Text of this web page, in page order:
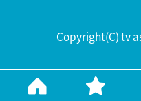
Copyright(C) tv